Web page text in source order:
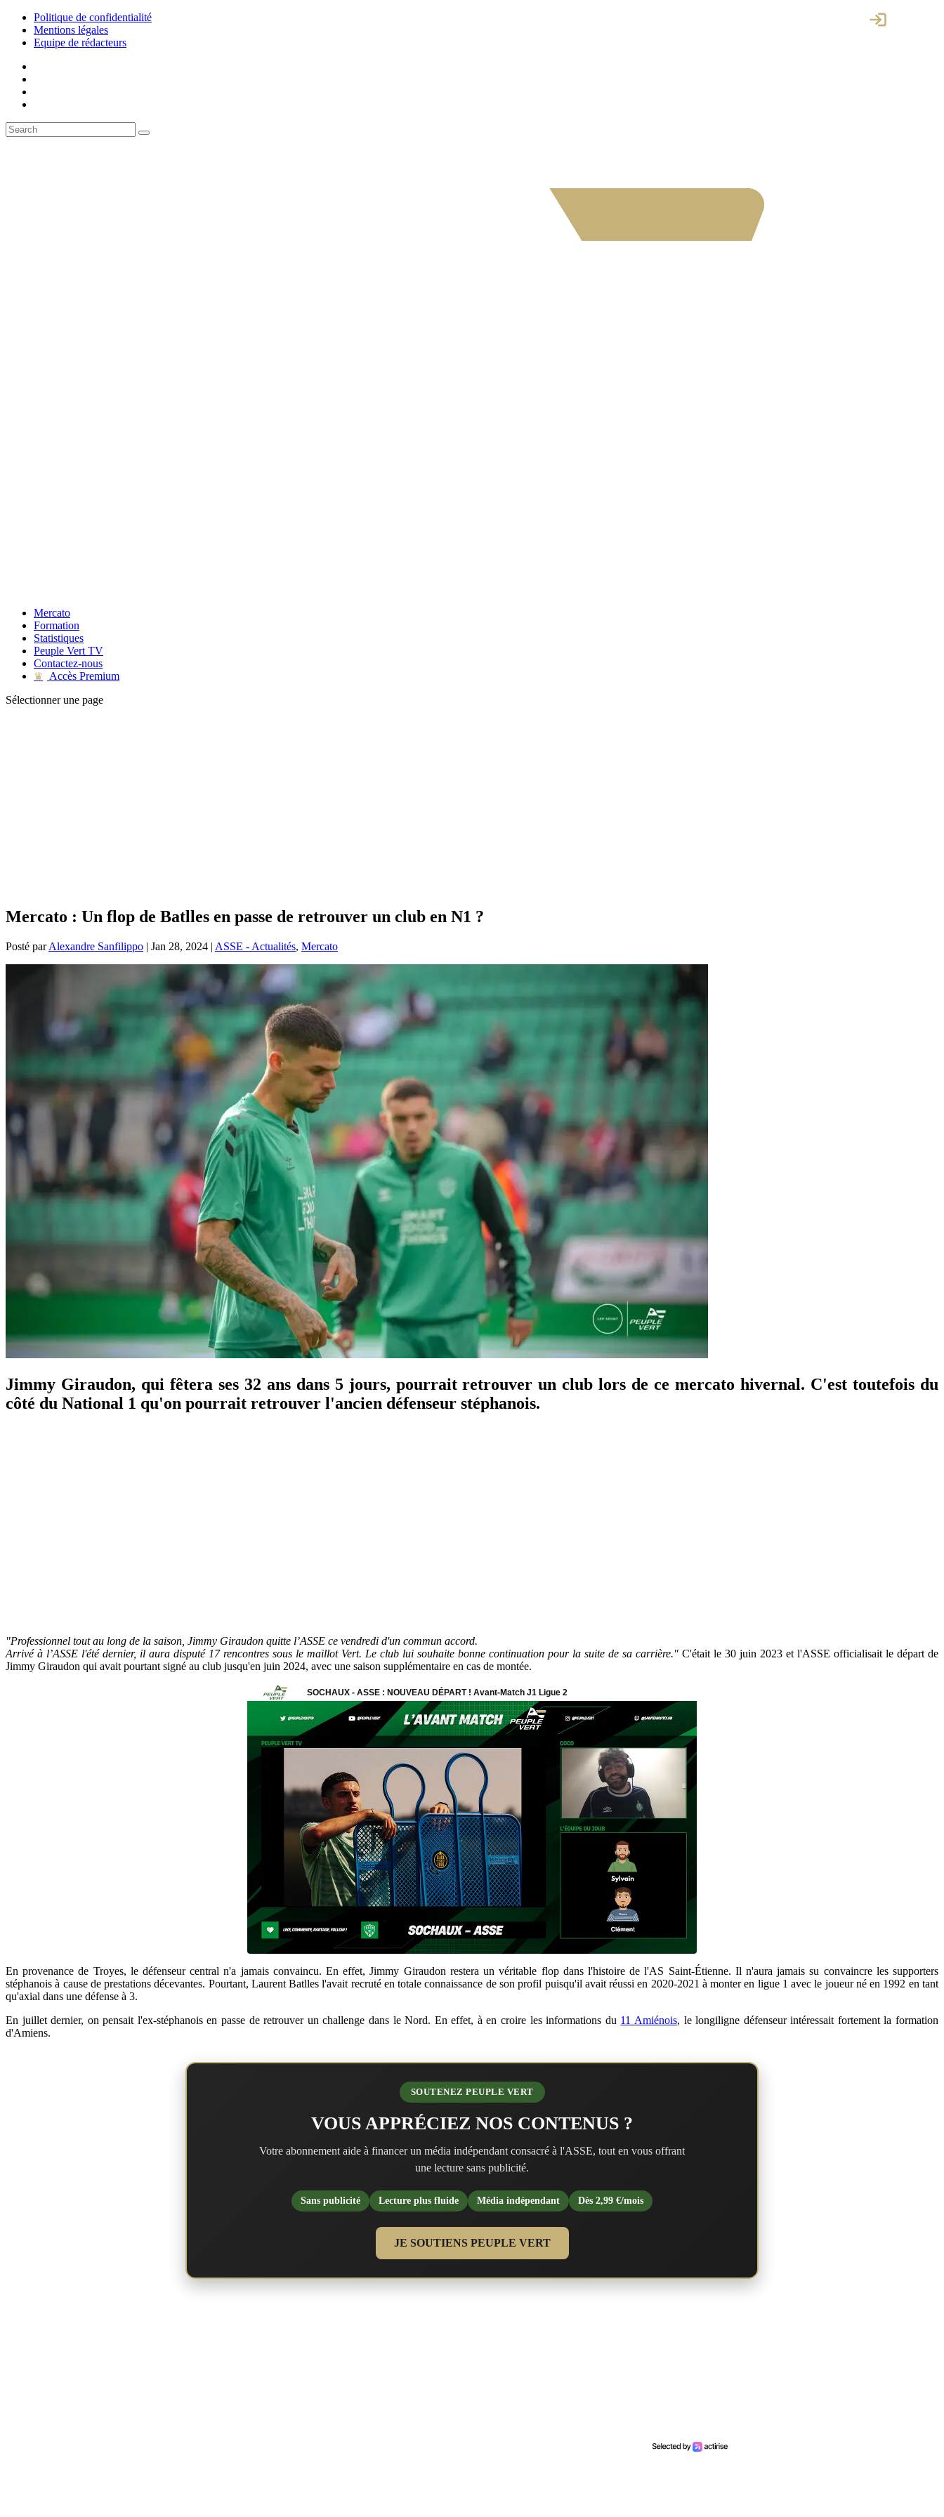
Politique de confidentialité
Mentions légales
Equipe de rédacteurs
Mercato
Formation
Statistiques
Peuple Vert TV
Contactez-nous
♛
Accès Premium
Sélectionner une page
Mercato : Un flop de Batlles en passe de retrouver un club en N1 ?
Posté parAlexandre Sanfilippo | Jan 28, 2024 | ASSE - Actualités, Mercato
Jimmy Giraudon, qui fêtera ses 32 ans dans 5 jours, pourrait retrouver un club lors de ce mercato hivernal. C'est toutefois du
côté du National 1 qu'on pourrait retrouver l'ancien défenseur stéphanois.
"Professionnel tout au long de la saison, Jimmy Giraudon quitte l’ASSE ce vendredi d'un commun accord.
Arrivé à l’ASSE l'été dernier, il aura disputé 17 rencontres sous le maillot Vert. Le club lui souhaite bonne continuation pour la suite de sa carrière." C'était le 30 juin 2023 et l'ASSE officialisait le départ de
Jimmy Giraudon qui avait pourtant signé au club jusqu'en juin 2024, avec une saison supplémentaire en cas de montée.
En provenance de Troyes, le défenseur central n'a jamais convaincu. En effet, Jimmy Giraudon restera un véritable flop dans l'histoire de l'AS Saint-Étienne. Il n'aura jamais su convaincre les supporters
stéphanois à cause de prestations décevantes. Pourtant, Laurent Batlles l'avait recruté en totale connaissance de son profil puisqu'il avait réussi en 2020-2021 à monter en ligue 1 avec le joueur né en 1992 en tant
qu'axial dans une défense à 3.
En juillet dernier, on pensait l'ex-stéphanois en passe de retrouver un challenge dans le Nord. En effet, à en croire les informations du 11 Amiénois, le longiligne défenseur intéressait fortement la formation
d'Amiens.
SOUTENEZ PEUPLE VERT
VOUS APPRÉCIEZ NOS CONTENUS ?
Votre abonnement aide à financer un média indépendant consacré à l'ASSE, tout en vous offrant
une lecture sans publicité.
Sans publicité Lecture plus fluide Média indépendant Dès 2,99 €/mois
JE SOUTIENS PEUPLE VERT